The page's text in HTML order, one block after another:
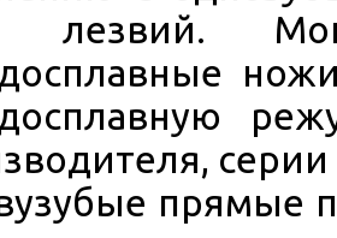
лезвий.
прямые